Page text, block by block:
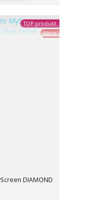
TOP produkt
Akce
DIAMOND